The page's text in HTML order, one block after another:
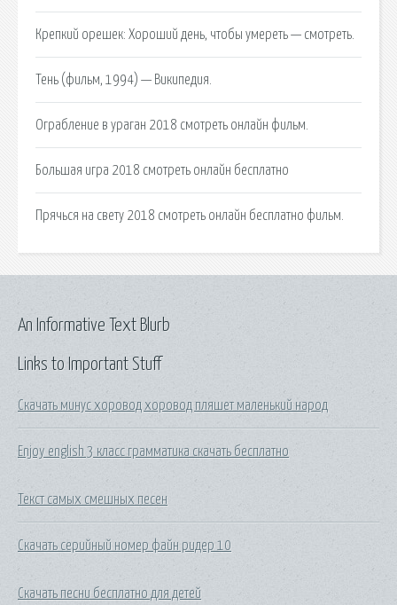
Крепкий орешек: Хороший день, чтобы умереть — смотреть.
Тень (фильм, 1994) — Википедия.
Ограбление в ураган 2018 смотреть онлайн фильм.
Большая игра 2018 смотреть онлайн бесплатно
Прячься на свету 2018 смотреть онлайн бесплатно фильм.
Links to Important Stuff
Скачать минус хоровод хоровод пляшет маленький народ
Enjoy english 3 класс грамматика скачать бесплатно
Текст самых смешных песен
Скачать серийный номер файн ридер 10
Скачать песни бесплатно для детей
An Informative Text Blurb